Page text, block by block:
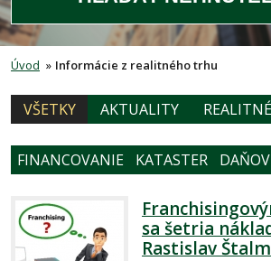
Úvod » Informácie z realitného trhu
VŠETKY AKTUALITY
FINANCOVANIE KATASTER
sa šetria
Rastislav